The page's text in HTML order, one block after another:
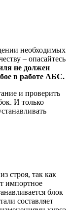
необходимых
– опасайтесь
не должен
в работе АБС.
и проверить
И только
строя, так как
импортное
блок
составляет